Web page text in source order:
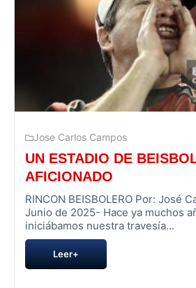
Jose Carlos Campos
UN ESTADIO DE
AFICIONADO
RINCON BEISBOLERO Por: José
Junio de 2025- Hace ya muchos
iniciábamos nuestra travesía...
Leer+